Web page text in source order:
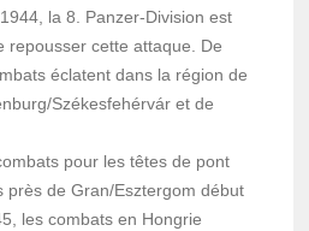
la 8. Panzer-Division est
repousser cette attaque. De
éclatent dans la région de
Székesfehérvár et de
pour les têtes de pont
près de Gran/Esztergom début
les combats en Hongrie